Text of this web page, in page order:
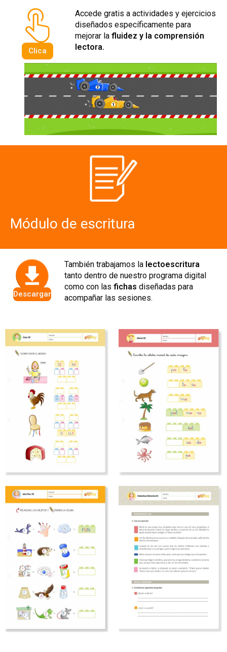
Clica
Accede gratis a actividades y ejercicios
diseñados específicamente para
mejorar lafluidez y la comprensión
lectora.
Módulo de escritura
Descargar
También trabajamos la lectoescritura
tanto dentro de nuestro programa digital
como con las fichas diseñadas para
acompañar las sesiones.